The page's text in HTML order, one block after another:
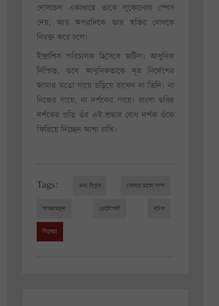
দোলাচল একাধারে তাকে লুকোনোর স্পেস
দেয়, আর অপরদিকে তার স্বস্তির বোধকে
বিরক্ত করে চলে।
ইন্দ্রাশিস পরিচালক হিসেবে জটিল। আধুনিক
নিশ্চিত, তবে আধুনিকতাকে সূত্র নির্দেশের
জামার মতো গায়ে চড়িয়ে রাখেন না তিনি। না
নিজের গায়ে, না দর্শকের গায়ে। বাংলা ছবির
দর্শকের প্রতি ওঁর এই শ্রদ্ধার বোধ দর্শক ওঁকে
ফিরিয়ে দিচ্ছেন আশা রাখি।
Tags: এবং বিপ্লব সোনার মতো গল্প
আড্ডামহল ছোটোপর্দা নাটক
সিনেমা